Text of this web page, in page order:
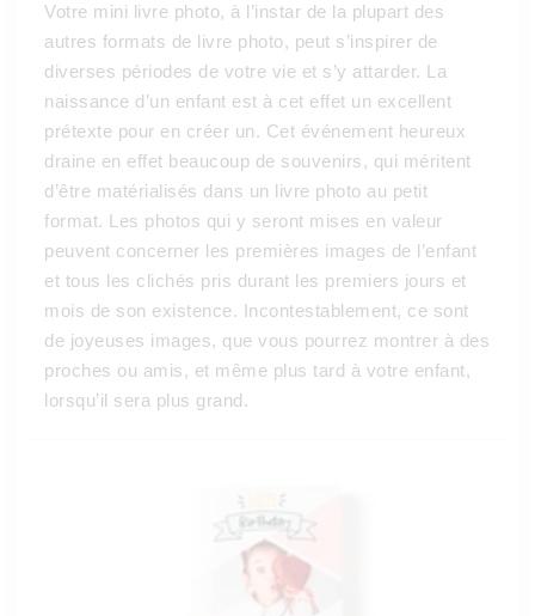
Votre mini livre photo, à l’instar de la plupart des
autres formats de livre photo, peut s’inspirer de
diverses périodes de votre vie et s’y attarder. La
naissance d’un enfant est à cet effet un excellent
prétexte pour en créer un. Cet événement heureux
draine en effet beaucoup de souvenirs, qui méritent
d’être matérialisés dans un livre photo au petit
format. Les photos qui y seront mises en valeur
peuvent concerner les premières images de l’enfant
et tous les clichés pris durant les premiers jours et
mois de son existence. Incontestablement, ce sont
de joyeuses images, que vous pourrez montrer à des
proches ou amis, et même plus tard à votre enfant,
lorsqu’il sera plus grand.